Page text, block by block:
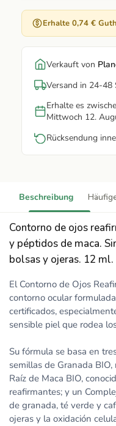
Erhalte 0,74 €
Verkauft von
Versand in 24-48
Erhalte es
Mittwoch 12.
Rücksendung
Beschreibung
Contorno de ojos
y péptidos de maca.
bolsas y ojeras. 12 ml.
El Contorno de Ojos
contorno ocular
certificados,
sensible piel que rodea
Su fórmula se basa en
semillas de Granada
Raíz de Maca BIO,
reafirmantes; y un
de granada, té verde y
ojeras y la oxidación